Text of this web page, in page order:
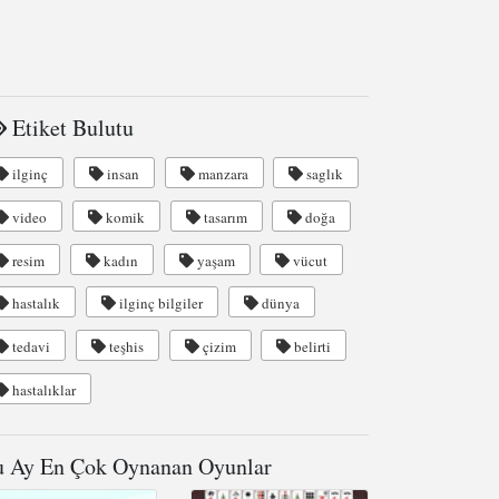
Etiket Bulutu
ilginç insan manzara saglık
video komik tasarım doğa
resim kadın yaşam vücut
hastalık ilginç bilgiler dünya
tedavi teşhis çizim belirti
hastalıklar
Ay En Çok Oynanan Oyunlar